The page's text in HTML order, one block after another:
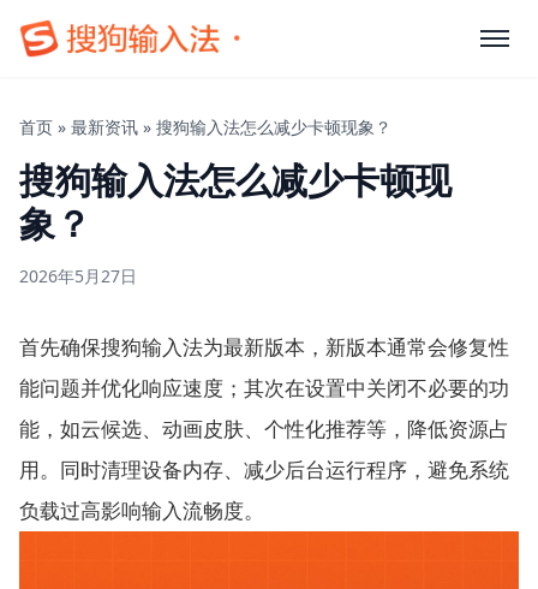
首页 » 最新资讯 » 搜狗输入法怎么减少卡顿现象？
搜狗输入法怎么减少卡顿现
象？
2026年5月27日
首先确保搜狗输入法为最新版本，新版本通常会修复性
能问题并优化响应速度；其次在设置中关闭不必要的功
能，如云候选、动画皮肤、个性化推荐等，降低资源占
用。同时清理设备内存、减少后台运行程序，避免系统
负载过高影响输入流畅度。